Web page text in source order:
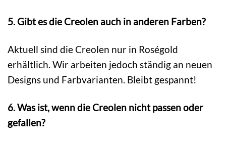
5. Gibt es die Creolen auch in anderen Farben?
Aktuell sind die Creolen nur in Roségold
erhältlich. Wir arbeiten jedoch ständig an neuen
Designs und Farbvarianten. Bleibt gespannt!
6. Was ist, wenn die Creolen nicht passen oder
gefallen?